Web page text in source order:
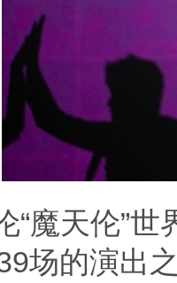
“魔天伦”
场的演出